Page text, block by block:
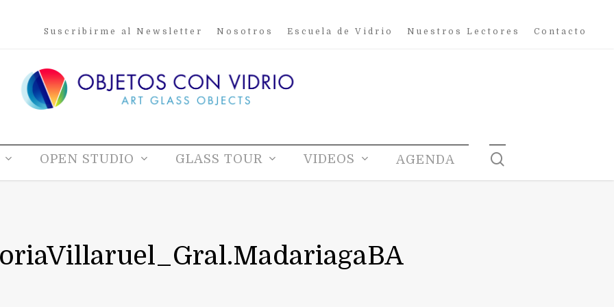
Suscribirme al Newsletter Nosotros Escuela de Vidrio Nuestros Lectores Contacto
OPEN STUDIO GLASS TOUR VIDEOS AGENDA